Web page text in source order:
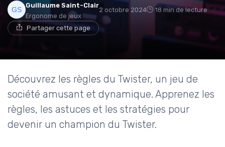
Guillaume Saint-Clair
Ergonome de jeux
2 octobre 2024 18 min de lecture
Partager cette page
Découvrez les règles du Twister, un jeu de
société amusant et dynamique. Apprenez les
règles, les astuces et les stratégies pour
devenir un champion du Twister.